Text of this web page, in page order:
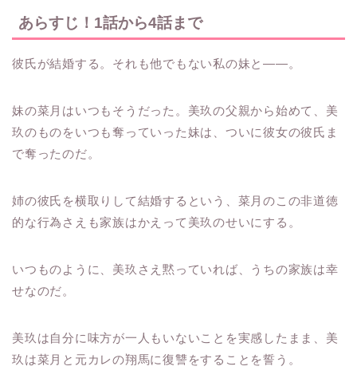
あらすじ！1話から4話まで
彼氏が結婚する。それも他でもない私の妹と――。
妹の菜月はいつもそうだった。美玖の父親から始めて、美
玖のものをいつも奪っていった妹は、ついに彼女の彼氏ま
で奪ったのだ。
姉の彼氏を横取りして結婚するという、菜月のこの非道徳
的な行為さえも家族はかえって美玖のせいにする。
いつものように、美玖さえ黙っていれば、うちの家族は幸
せなのだ。
美玖は自分に味方が一人もいないことを実感したまま、美
玖は菜月と元カレの翔馬に復讐をすることを誓う。